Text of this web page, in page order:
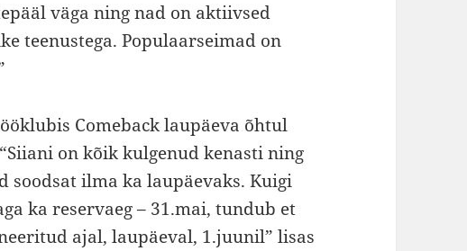
väga ning nad on aktiivsed
teenustega. Populaarseimad on
Comeback laupäeva õhtul
on kõik kulgenud kenasti ning
soodsat ilma ka laupäevaks. Kuigi
ka reservaeg – 31.mai, tundub et
ajal, laupäeval, 1.juunil” lisas